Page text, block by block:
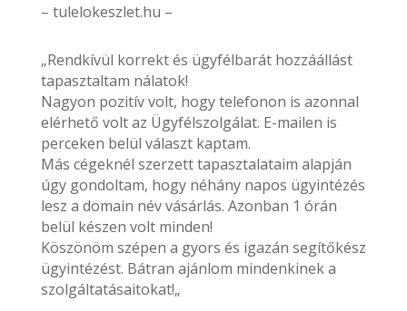
– tulelokeszlet.hu –
„Rendkívül korrekt és ügyfélbarát hozzáállást
tapasztaltam nálatok!
Nagyon pozitív volt, hogy telefonon is azonnal
elérhető volt az Ügyfélszolgálat. E-mailen is
perceken belül választ kaptam.
Más cégeknél szerzett tapasztalataim alapján
úgy gondoltam, hogy néhány napos ügyintézés
lesz a domain név vásárlás. Azonban 1 órán
belül készen volt minden!
Köszönöm szépen a gyors és igazán segítőkész
ügyintézést. Bátran ajánlom mindenkinek a
szolgáltatásaitokat!„